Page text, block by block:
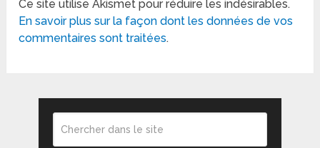
Ce site utilise Akismet pour réduire les indésirables.
En savoir plus sur la façon dont les données de vos
commentaires sont traitées.